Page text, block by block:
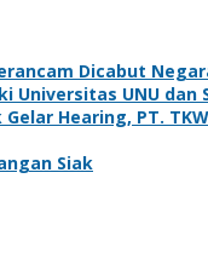
Dicabut
Universitas UNU dan
Hearing, PT.
Siak